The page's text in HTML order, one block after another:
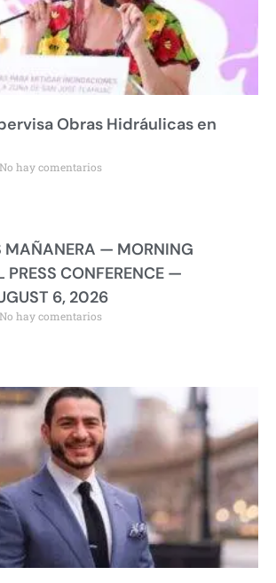
Obras Hidráulicas en
No hay comentarios
MAÑANERA — MORNING
PRESS CONFERENCE —
6, 2026
No hay comentarios